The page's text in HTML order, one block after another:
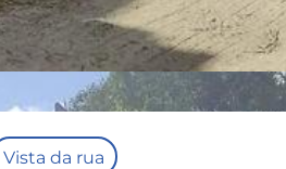
Vista da rua